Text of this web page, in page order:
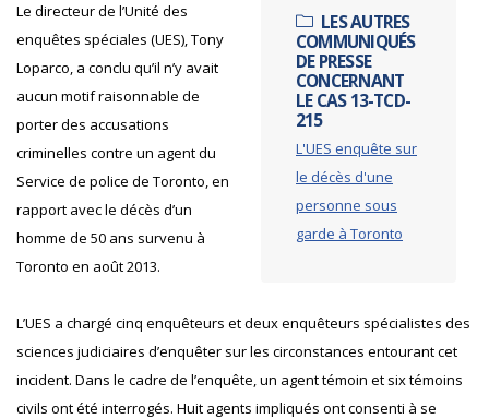
LES AUTRES
COMMUNIQUÉS
DE PRESSE
CONCERNANT
LE CAS 13-TCD-
215
L'UES enquête sur
le décès d'une
personne sous
garde à Toronto
Le directeur de l’Unité des
enquêtes spéciales (UES), Tony
Loparco, a conclu qu’il n’y avait
aucun motif raisonnable de
porter des accusations
criminelles contre un agent du
Service de police de Toronto, en
rapport avec le décès d’un
homme de 50 ans survenu à
Toronto en août 2013.
L’UES a chargé cinq enquêteurs et deux enquêteurs spécialistes des
sciences judiciaires d’enquêter sur les circonstances entourant cet
incident. Dans le cadre de l’enquête, un agent témoin et six témoins
civils ont été interrogés. Huit agents impliqués ont consenti à se